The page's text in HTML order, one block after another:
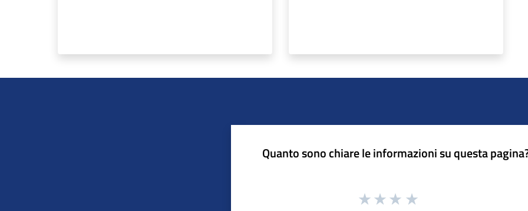
Quanto sono chiare le informazioni su questa